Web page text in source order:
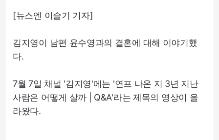
[뉴스엔 이슬기 기자]
김지영이 남편 윤수영과의 결혼에 대해 이야기했
다.
7월 7일 채널 '김지영'에는 '연프 나온 지 3년 지난
사람은 어떻게 살까 | Q&A'라는 제목의 영상이 올
라왔다.